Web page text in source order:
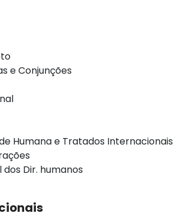
e Conjunções
Humana e Tratados Internacionais
Dir. humanos